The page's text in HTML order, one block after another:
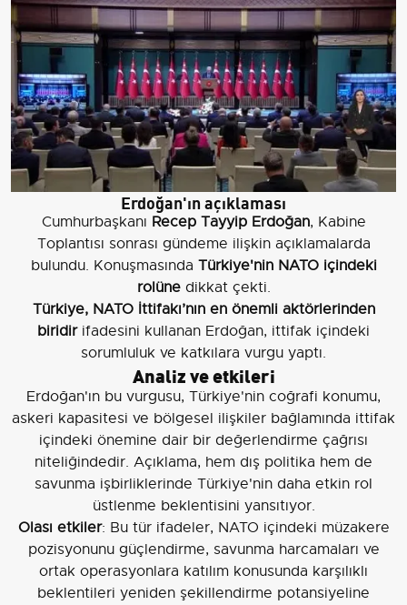
Erdoğan'ın açıklaması
Cumhurbaşkanı Recep Tayyip Erdoğan, Kabine
Toplantısı sonrası gündeme ilişkin açıklamalarda
bulundu. Konuşmasında Türkiye'nin NATO içindeki
rolünedikkat çekti.
Türkiye, NATO İttifakı’nın en önemli aktörlerinden
biridirifadesini kullanan Erdoğan, ittifak içindeki
sorumluluk ve katkılara vurgu yaptı.
Analiz ve etkileri
Erdoğan'ın bu vurgusu, Türkiye'nin coğrafi konumu,
askeri kapasitesi ve bölgesel ilişkiler bağlamında ittifak
içindeki önemine dair bir değerlendirme çağrısı
niteliğindedir. Açıklama, hem dış politika hem de
savunma işbirliklerinde Türkiye'nin daha etkin rol
üstlenme beklentisini yansıtıyor.
Olası etkiler: Bu tür ifadeler, NATO içindeki müzakere
pozisyonunu güçlendirme, savunma harcamaları ve
ortak operasyonlara katılım konusunda karşılıklı
beklentileri yeniden şekillendirme potansiyeline